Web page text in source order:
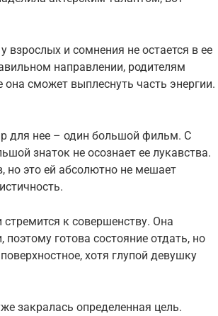
взрослых и сомнения не остается в ее
направлении, родителям
сможет выплеснуть часть энергии.
для нее – один большой фильм. С
знаток не осознает ее лукавства.
но это ей абсолютно не мешает
к совершенству. Она
готова состояние отдать, но
хотя глупой девушку
закралась определенная цель.